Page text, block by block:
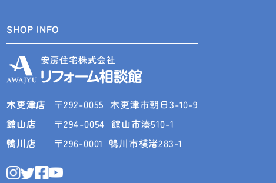
SHOP INFO
木更津店 〒292-0055 木更津市朝日3-10-9
館山店 〒294-0054 館山市湊510-1
鴨川店 〒296-0001 鴨川市横渚283-1